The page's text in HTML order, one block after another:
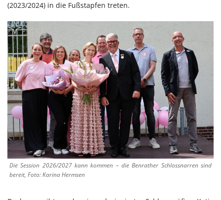
(2023/2024) in die Fußstapfen treten.
Die Session 2026/2027 kann kommen – die Benrather Schlossnarren sind
bereit, Foto: Karina Hermsen